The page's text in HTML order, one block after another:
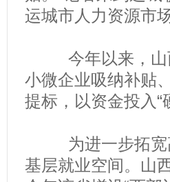
运城市人力资源市
今年以来，山西
小微企业吸纳补贴
提标，以资金投入“
为进一步拓宽高
基层就业空间。山